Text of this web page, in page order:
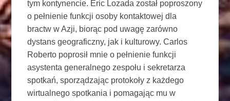
tym kontynencie. Éric Lozada został poproszony
o pełnienie funkcji osoby kontaktowej dla
bractw w Azji, biorąc pod uwagę zarówno
dystans geograficzny, jak i kulturowy. Carlos
Roberto poprosił mnie o pełnienie funkcji
asystenta generalnego zespołu i sekretarza
spotkań, sporządzając protokoły z każdego
wirtualnego spotkania i pomagając mu w